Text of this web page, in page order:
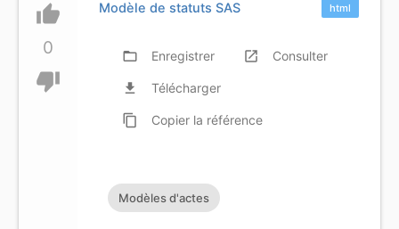
thumb_up
0
thumb_down
html
Modèle de statuts SAS
folder_open Enregistrer launch Consulter
file_download Télécharger
content_copy Copier la référence
Modèles d'actes